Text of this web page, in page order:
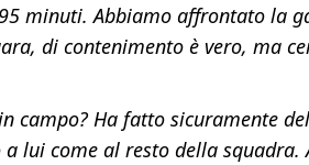
minuti. Abbiamo affrontato la
di contenimento è vero, ma
campo? Ha fatto sicuramente
lui come al resto della squadra.